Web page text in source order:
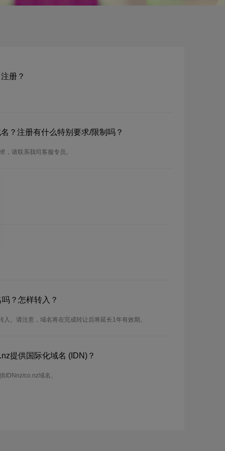
册？
？注册有什么特别要求/限制吗？
，请联系我司客服专员。
？怎样转入？
。请注意，域名将在完成转让后将延长1年有效期。
提供国际化域名 (IDN)？
IDNnz/co.nz域名。